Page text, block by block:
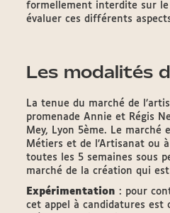
formellement interdite sur le
évaluer ces différents
Les modalités
La tenue du marché de
promenade Annie et Régis
Mey, Lyon 5ème. Le
Métiers et de l’Artisanat ou
toutes les 5 semaines sous
marché de la création qui est
Expérimentation : pour
cet appel à candidatures est